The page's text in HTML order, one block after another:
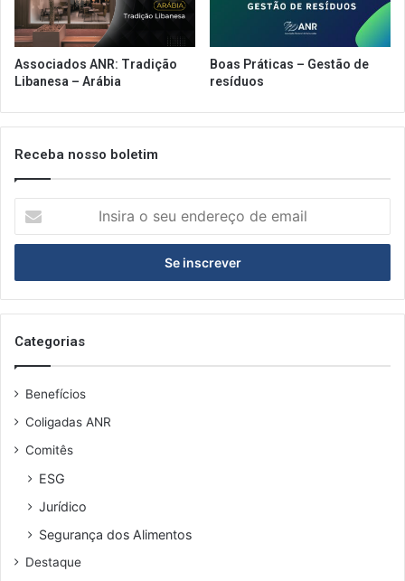
Associados ANR: Tradição
Libanesa – Arábia
Boas Práticas – Gestão de
resíduos
Receba nosso boletim
seu
de
email
Categorias
Benefícios
Coligadas ANR
Comitês
ESG
Jurídico
Segurança dos Alimentos
Destaque